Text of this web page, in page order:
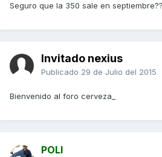
Seguro que la 350 sale en septiembre??
Invitado nexius
Publicado 29 de Julio del 2015
Bienvenido al foro cerveza_
POLI